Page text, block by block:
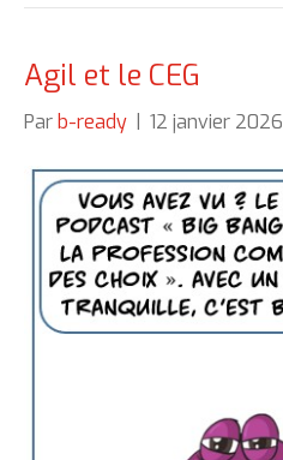
Agil et le CEG
Par b-ready 12 janvier 2026